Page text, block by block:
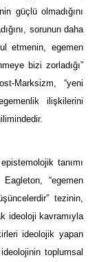
güçlü olmadığını
sorunun daha
etmenin, egemen
bizi zorladığı”
Marksizm, “yeni
ilişkilerini
tanımı
“egemen
tezinin,
ideoloji kavramıyla
ideolojik yapan
toplumsal